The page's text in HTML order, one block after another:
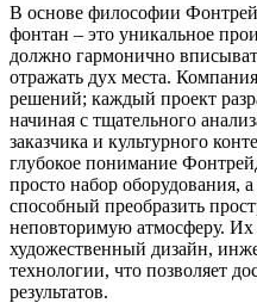
В основе философии
фонтан – это уникальное
должно гармонично
отражать дух места.
решений; каждый проект
начиная с тщательного
заказчика и культурного
глубокое понимание
просто набор оборудования,
способный преобразить
неповторимую атмосферу. Их
художественный дизайн,
технологии, что позволяет
результатов.